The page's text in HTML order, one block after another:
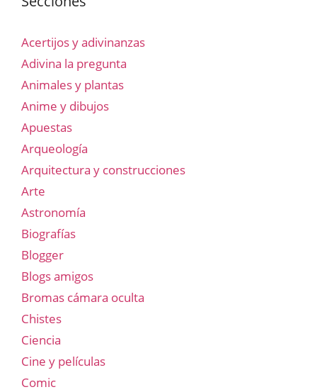
Acertijos y adivinanzas
Adivina la pregunta
Animales y plantas
Anime y dibujos
Apuestas
Arqueología
Arquitectura y construcciones
Arte
Astronomía
Biografías
Blogger
Blogs amigos
Bromas cámara oculta
Chistes
Ciencia
Cine y películas
Comic